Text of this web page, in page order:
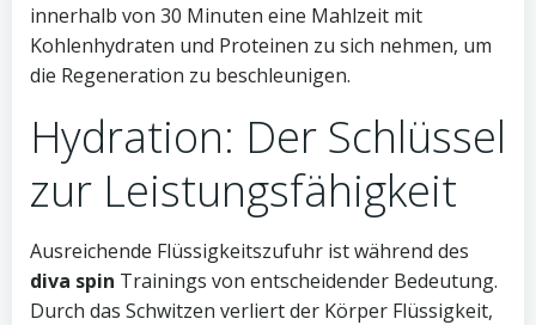
innerhalb von 30 Minuten eine Mahlzeit mit
Kohlenhydraten und Proteinen zu sich nehmen, um
die Regeneration zu beschleunigen.
Hydration: Der Schlüssel
zur Leistungsfähigkeit
Ausreichende Flüssigkeitszufuhr ist während des
diva spin Trainings von entscheidender Bedeutung.
Durch das Schwitzen verliert der Körper Flüssigkeit,